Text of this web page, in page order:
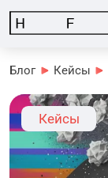
Блог Кейсы
Кейсы